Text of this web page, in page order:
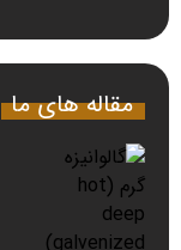
مقاله های ما